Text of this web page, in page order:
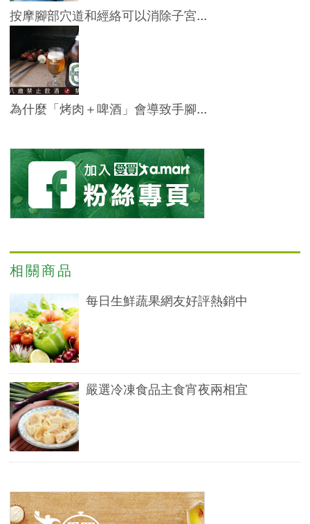
按摩腳部穴道和經絡可以消除子宮...
為什麼「烤肉＋啤酒」會導致手腳...
相關商品
每日生鮮蔬果網友好評熱銷中
嚴選冷凍食品主食宵夜兩相宜